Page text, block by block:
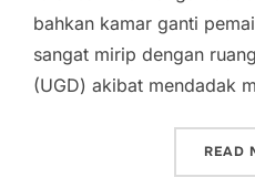
bahkan kamar ganti
sangat mirip dengan
(UGD) akibat mendadak
READ